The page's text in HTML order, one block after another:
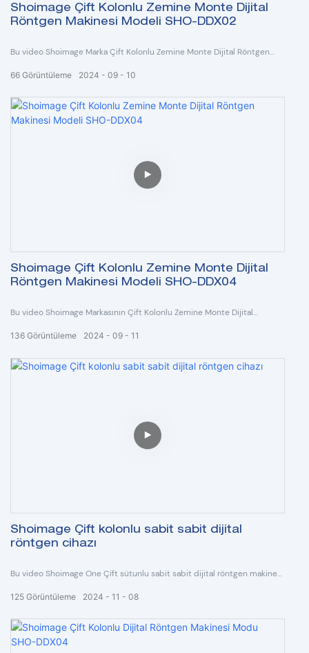
Shoimage Çift Kolonlu Zemine Monte Dijital
Röntgen Makinesi Modeli SHO-DDX02
Bu video Shoimage Marka Çift Kolonlu Zemine Monte Dijital Röntgen
2024 09 10
66 Görüntüleme
Shoimage Çift Kolonlu Zemine Monte Dijital
Röntgen Makinesi Modeli SHO-DDX04
Bu video Shoimage Markasının Çift Kolonlu Zemine Monte Dijital
2024 09 11
136 Görüntüleme
Shoimage Çift kolonlu sabit sabit dijital
röntgen cihazı
Bu video Shoimage One Çift sütunlu sabit sabit dijital röntgen makinesi
2024 11 08
125 Görüntüleme